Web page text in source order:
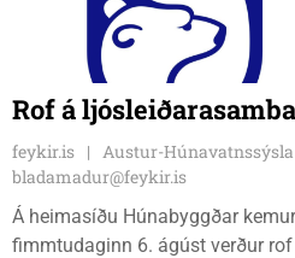
Rof á
feykir.is Austur-Húnavatnssýsla
bladamadur@feykir.is
Á heimasíðu Húnabyggðar
fimmtudaginn 6. ágúst verður